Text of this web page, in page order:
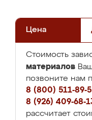
Цена
Стоимость
материалов
позвоните нам
8 (800) 511-89-
8 (926) 409-68-
рассчитает